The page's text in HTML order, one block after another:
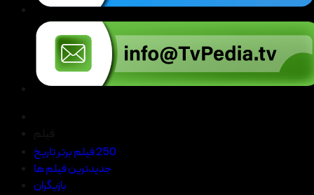
250 فیلم برتر تاریخ
جدیدترین فیلم ها
بازیگران